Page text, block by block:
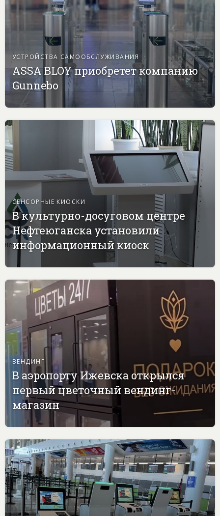
УСТРОЙСТВА САМООБСЛУЖИВАНИЯ
ASSA BLOY приобретет компанию
Gunnebo
СЕНСОРНЫЕ КИОСКИ
В культурно-досуговом центре
Нефтеюганска установили
информационный киоск
ВЕНДИНГ
В аэропорту Ижевска открылся
первый цветочный вендинг-
магазин